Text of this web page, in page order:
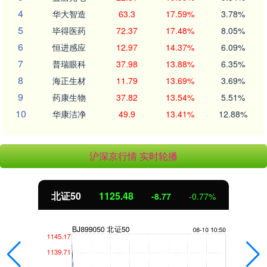
4 华大智造 63.3 17.59% 3.78%
5 毕得医药 72.37 17.48% 8.05%
6 恒进感应 12.97 14.37% 6.09%
7 普瑞眼科 37.98 13.88% 6.35%
8 海正生材 11.79 13.69% 3.69%
9 药康生物 37.82 13.54% 5.51%
10 华康洁净 49.9 13.41% 12.88%
沪深京行情 实时轮播
北证50 1125.48 -8.77 -0.77%